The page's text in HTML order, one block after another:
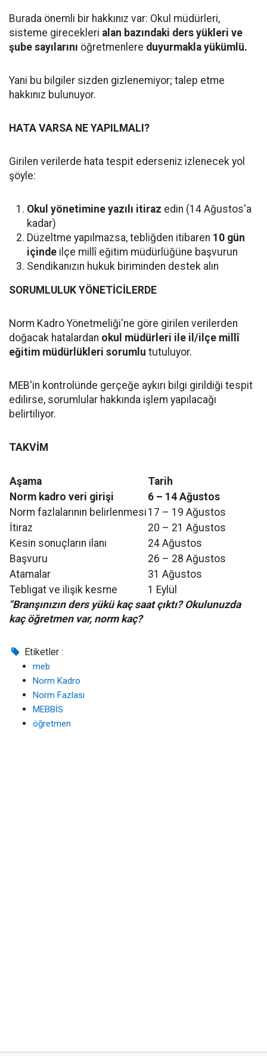
Burada önemli bir hakkınız var: Okul müdürleri,
sisteme girecekleri alan bazındaki ders yükleri ve
şube sayılarını öğretmenlere duyurmakla yükümlü.
Yani bu bilgiler sizden gizlenemiyor; talep etme
hakkınız bulunuyor.
HATA VARSA NE YAPILMALI?
Girilen verilerde hata tespit ederseniz izlenecek yol
şöyle:
Okul yönetimine yazılı itiraz edin (14 Ağustos'a
kadar)
Düzeltme yapılmazsa, tebliğden itibaren 10 gün
içinde ilçe millî eğitim müdürlüğüne başvurun
Sendikanızın hukuk biriminden destek alın
SORUMLULUK YÖNETİCİLERDE
Norm Kadro Yönetmeliği'ne göre girilen verilerden
doğacak hatalardan okul müdürleri ile il/ilçe millî
eğitim müdürlükleri sorumlu tutuluyor.
MEB'in kontrolünde gerçeğe aykırı bilgi girildiği tespit
edilirse, sorumlular hakkında işlem yapılacağı
belirtiliyor.
TAKVİM
Aşama
Tarih
Norm kadro veri girişi
6 – 14 Ağustos
Norm fazlalarının belirlenmesi 17 – 19 Ağustos
İtiraz
20 – 21 Ağustos
Kesin sonuçların ilanı
24 Ağustos
Başvuru
26 – 28 Ağustos
Atamalar
31 Ağustos
Tebligat ve ilişik kesme
1 Eylül
"Branşınızın ders yükü kaç saat çıktı? Okulunuzda
kaç öğretmen var, norm kaç?
Etiketler :
meb
Norm Kadro
Norm Fazlası
MEBBİS
öğretmen